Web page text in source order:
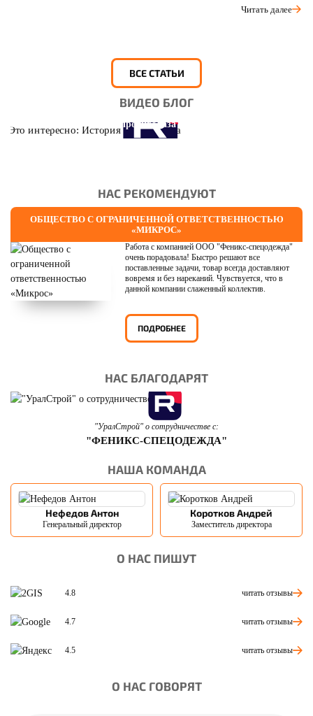
Читать далее
ВСЕ СТАТЬИ
ВИДЕО БЛОГ
Это интересно: История противогаза
НАС РЕКОМЕНДУЮТ
ОБЩЕСТВО С ОГРАНИЧЕННОЙ ОТВЕТСТВЕННОСТЬЮ
«МИКРОС»
Работа с компанией ООО "Феникс-спецодежда"
очень порадовала! Быстро решают все
поставленные задачи, товар всегда доставляют
вовремя и без нареканий. Чувствуется, что в
данной компании слаженный коллектив.
ПОДРОБНЕЕ
НАС БЛАГОДАРЯТ
"УралСтрой" о сотрудничестве с:
"ФЕНИКС-СПЕЦОДЕЖДА"
НАША КОМАНДА
Нефедов Антон
Генеральный директор
Коротков Андрей
Заместитель директора
О НАС ПИШУТ
4.8 читать отзывы
4.7 читать отзывы
4.5 читать отзывы
О НАС ГОВОРЯТ